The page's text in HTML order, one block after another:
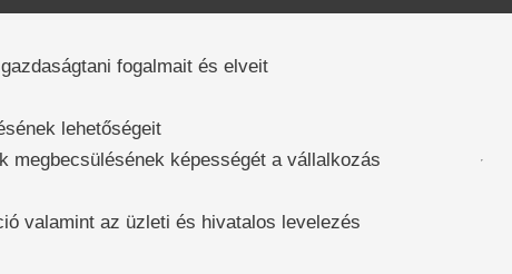
fogalmait és elveit
lehetőségeit
megbecsülésének képességét a vállalkozás
valamint az üzleti és hivatalos levelezés